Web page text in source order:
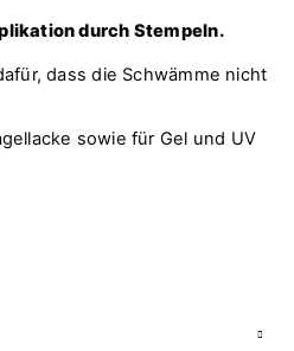
durch Stempeln.
dass die Schwämme nicht
sowie für Gel und UV